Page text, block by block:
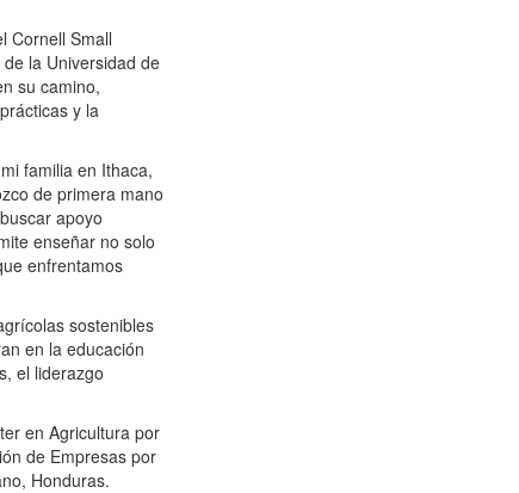
Cornell Small
la Universidad de
su camino,
y la
familia en Ithaca,
de primera mano
apoyo
enseñar no solo
enfrentamos
sostenibles
en la educación
el liderazgo
en Agricultura por
de Empresas por
Honduras.